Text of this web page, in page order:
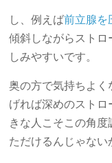
し、例えば前立腺を
傾斜しながらストロ
しみやすいです。
奥の方で気持ちよく
げれば深めのスト
きな人こそこの角
ただけるんじゃない